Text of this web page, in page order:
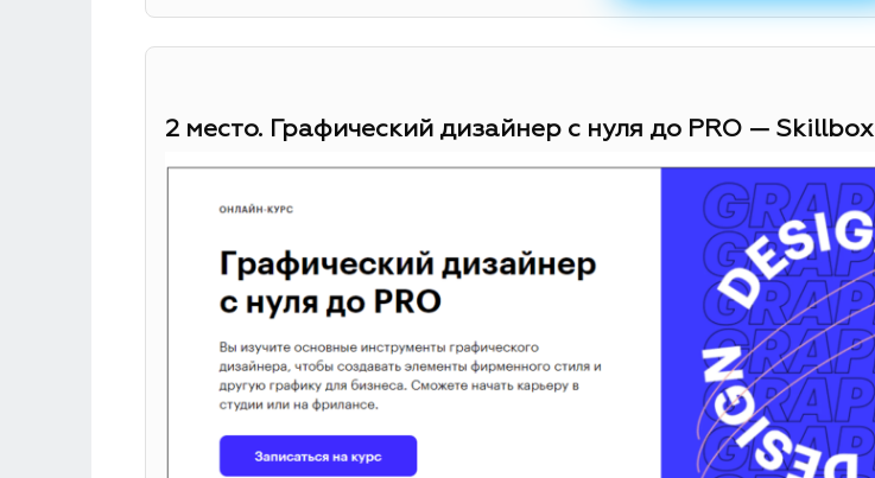
2 место. Графический дизайнер с нуля до PRO — Skillbox